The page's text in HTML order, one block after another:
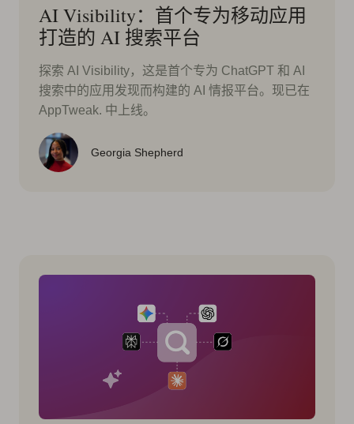
AI Visibility：首个专为移动应用
打造的 AI 搜索平台
探索 AI Visibility，这是首个专为 ChatGPT 和 AI
搜索中的应用发现而构建的 AI 情报平台。现已在
AppTweak. 中上线。
Georgia Shepherd